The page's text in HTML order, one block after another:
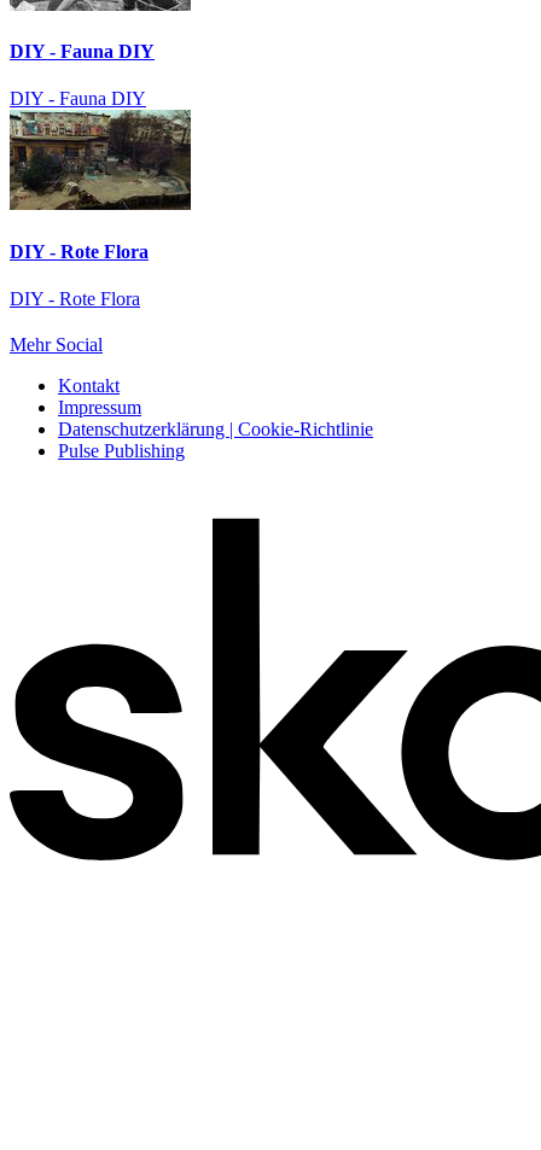
DIY - Fauna DIY
DIY - Fauna DIY
DIY - Rote Flora
DIY - Rote Flora
Mehr Social
Kontakt
Impressum
Datenschutzerklärung | Cookie-Richtlinie
Pulse Publishing